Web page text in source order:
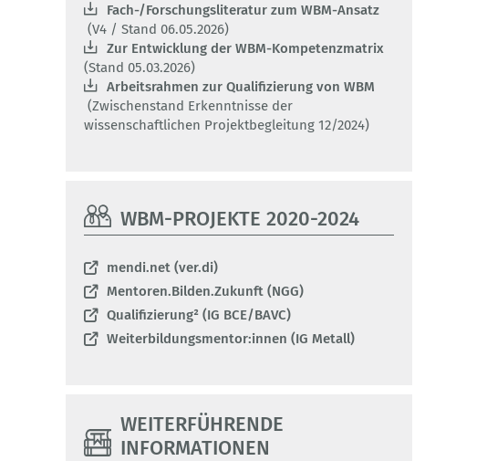
Fach-/Forschungsliteratur zum WBM-Ansatz
(V4 / Stand 06.05.2026)
Zur Entwicklung der WBM-Kompetenzmatrix
(Stand 05.03.2026)
Arbeitsrahmen zur Qualifizierung von WBM
(Zwischenstand Erkenntnisse der
wissenschaftlichen Projektbegleitung 12/2024)
WBM-PROJEKTE 2020-2024
mendi.net (ver.di)
Mentoren.Bilden.Zukunft (NGG)
Qualifizierung² (IG BCE/BAVC)
Weiterbildungsmentor:innen (IG Metall)
WEITERFÜHRENDE
INFORMATIONEN